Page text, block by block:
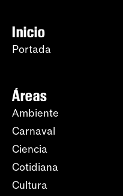
Inicio
Portada
Áreas
Ambiente
Carnaval
Ciencia
Cotidiana
Cultura